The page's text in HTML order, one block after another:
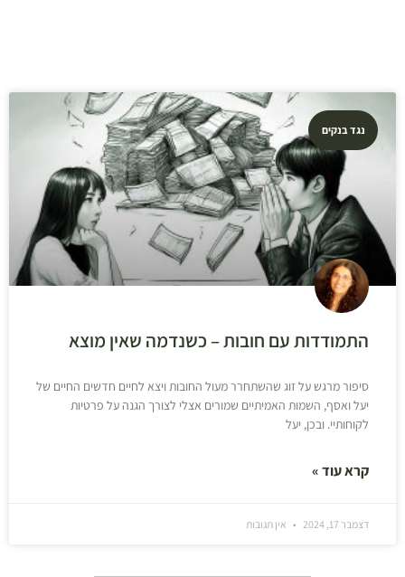
נגד בנקים
התמודדות עם חובות – כשנדמה שאין מוצא
סיפור מרגש על זוג שהשתחרר מעול החובות ויצא לחיים חדשים החיים של
יעל ואסף, השמות האמיתיים שמורים אצלי לצורך הגנה על פרטיות
לקוחותיי. ובכן, יעל
קרא עוד »
דצמבר 17, 2024 אין תגובות